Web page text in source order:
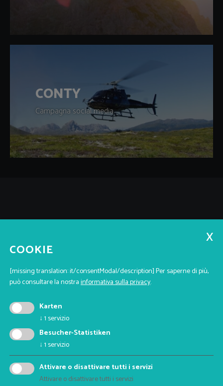
CONTY
Campagna social media
maramo films
39100 Bolzano - via Giovanni Keplero 7
P.IVA: 03280900212
+39 345 5844229
raphael@maramo.it
ORARI
Lunedí a venerdí
ore 8.00 - 13.00
COOKIE
[missing translation: it/consentModal/description]Per saperne di più,
può consultare la nostrainformativa sulla privacy.
Karten
↓ 1 servizio
Besucher-Statistiken
↓ 1 servizio
Attivare o disattivare tutti i servizi
Attivare o disattivare tutti i servizi